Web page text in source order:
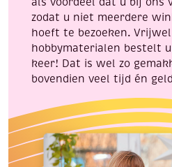
zodat u niet meerdere
hoeft te bezoeken.
hobbymaterialen bestelt
keer! Dat is wel zo
bovendien veel tijd én